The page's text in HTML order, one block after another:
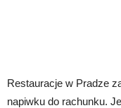
Restauracje w Pradze
napiwku do rachunku.